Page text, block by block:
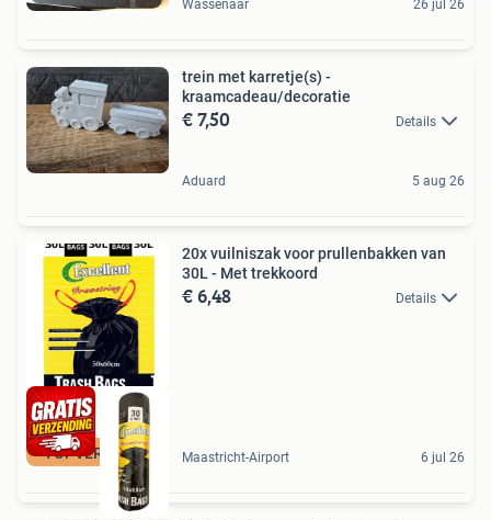
Wassenaar 26 jul 26
trein met karretje(s) -
kraamcadeau/decoratie
€ 7,50 Details
Aduard 5 aug 26
TOPVERKOPER
20x vuilniszak voor prullenbakken van
30L - Met trekkoord
€ 6,48 Details
Maastricht-Airport 6 jul 26